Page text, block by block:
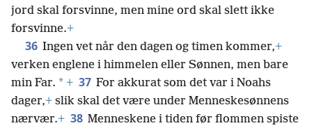
jord skal forsvinne, men mine ord skal slett ikke
forsvinne.+
36 Ingen vet når den dagen og timen kommer,+
verken englene i himmelen eller Sønnen, men bare
min Far. * + 37 For akkurat som det var i Noahs
dager,+ slik skal det være under Menneskesønnens
nærvær.+ 38 Menneskene i tiden før flommen spiste